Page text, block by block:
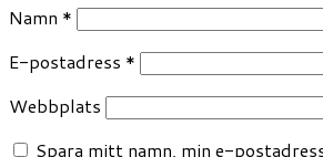
Namn *
E-postadress *
Webbplats
Spara mitt namn, min e-